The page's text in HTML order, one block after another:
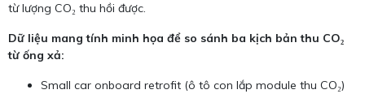
từ lượng CO₂ thu hồi được.
Dữ liệu mang tính minh họa để so sánh ba kịch bản thu CO₂
từ ống xả:
Small car onboard retrofit (ô tô con lắp module thu CO₂)